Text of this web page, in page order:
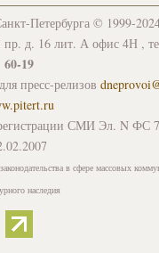
Петербурга © 1999-
пр. д. 16 лит. А офис 4Н ,
60-19
пресс-релизов
СМИ Эл. N ФС
в сфере массовых
наследия